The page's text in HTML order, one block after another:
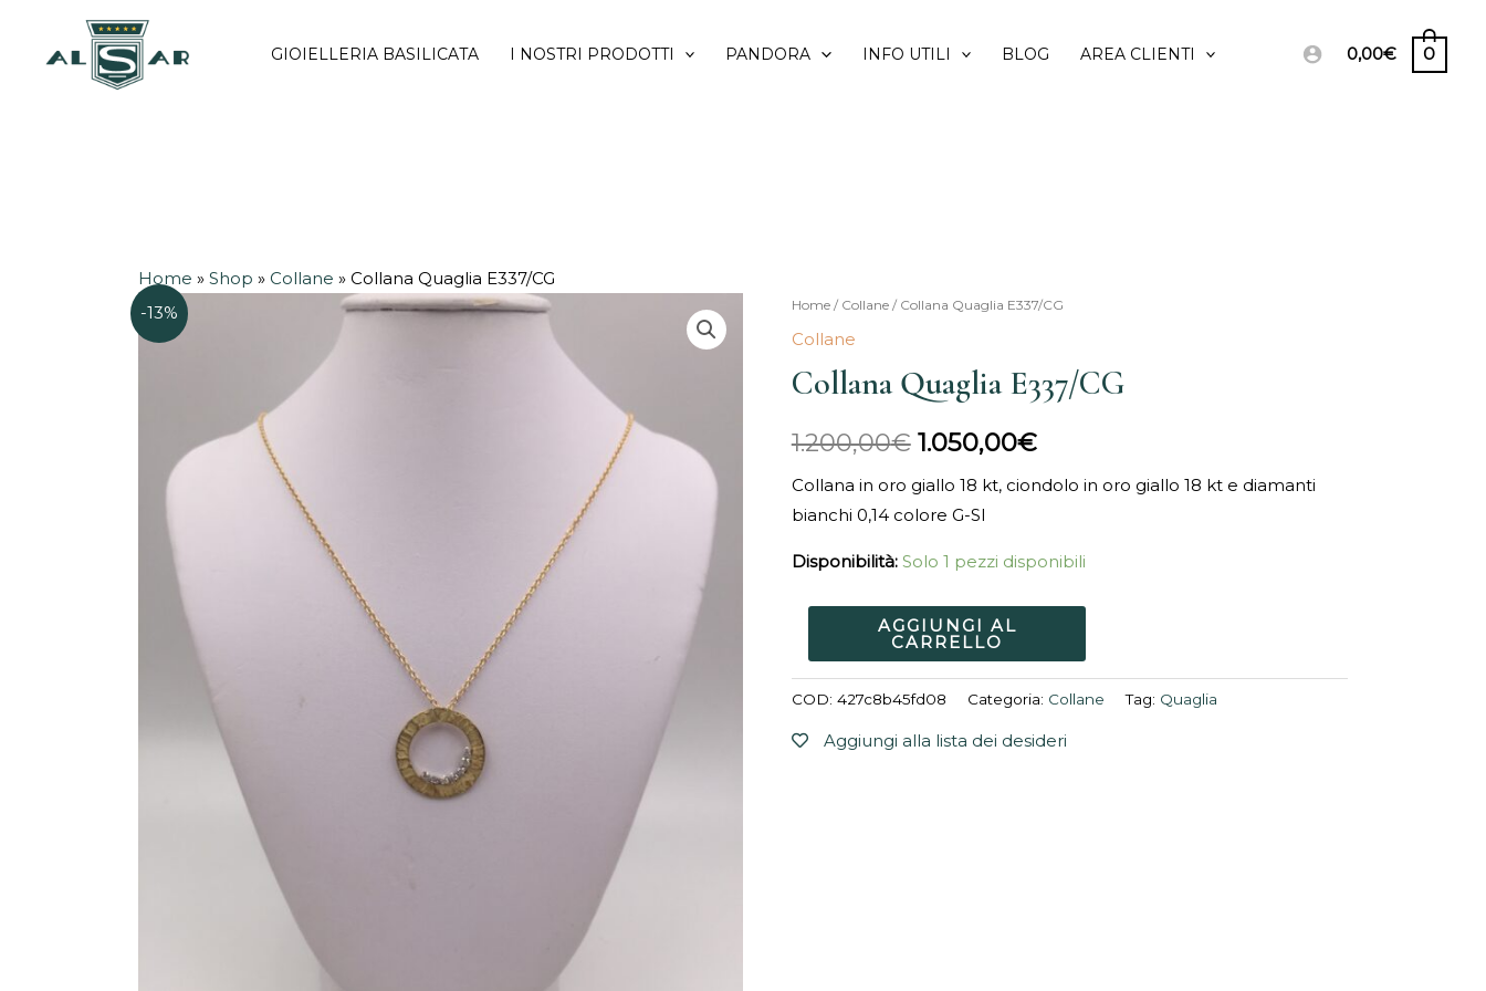
GIOIELLERIA BASILICATA I NOSTRI PRODOTTI PANDORA INFO UTILI BLOG AREA CLIENTI 0,00€ 0
Home »Shop » Collane »Collana Quaglia E337/CG
-13%
Home/ Collane/ Collana Quaglia E337/CG
Collane
Collana Quaglia E337/CG
1.200,00€
Il
originale
era:
1.200,00€.
1.050,00€
Il
attuale
è:
1.050,00€.
Collana in oro giallo 18 kt, ciondolo in oro giallo 18 kt e diamanti
bianchi 0,14 colore G-SI
Disponibilità: Solo 1 pezzi disponibili
Collana
Quaglia
E337/CG
quantità
AGGIUNGI AL
CARRELLO
COD: 427c8b45fd08 Categoria: Collane Tag: Quaglia
Aggiungi alla lista dei desideri